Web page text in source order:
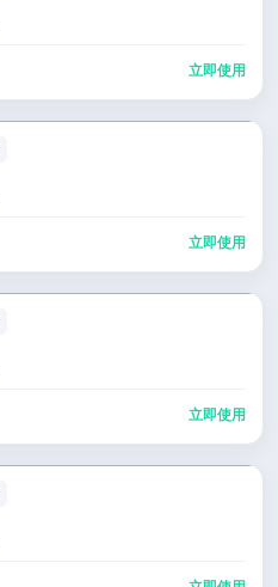
立即使用
立即使用
立即使用